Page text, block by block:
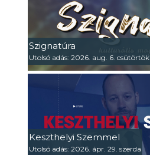
Szignatúra
Utolsó adás: 2026. aug. 6. csütörtök
Keszthelyi Szemmel
Utolsó adás: 2026. ápr. 29. szerda